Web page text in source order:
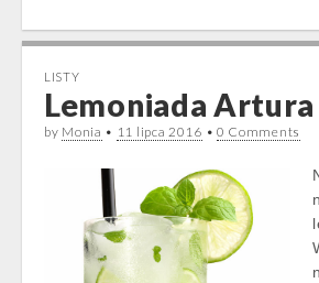
LISTY
Lemoniada Artura
by Monia • 11 lipca 2016 • 0 Comments